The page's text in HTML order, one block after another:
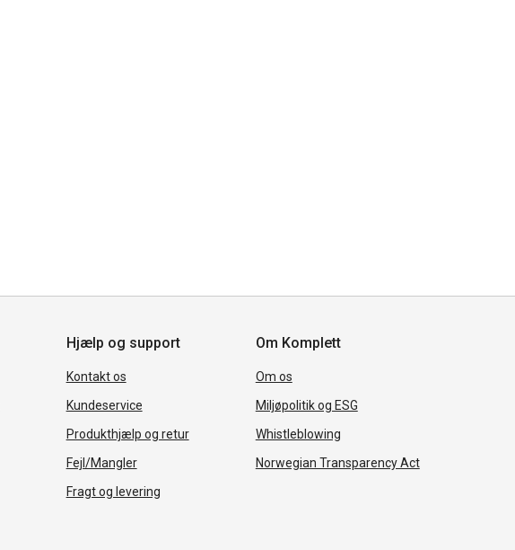
Hjælp og support
Kontakt os
Kundeservice
Produkthjælp og retur
Fejl/Mangler
Fragt og levering
Om Komplett
Om os
Miljøpolitik og ESG
Whistleblowing
Norwegian Transparency Act